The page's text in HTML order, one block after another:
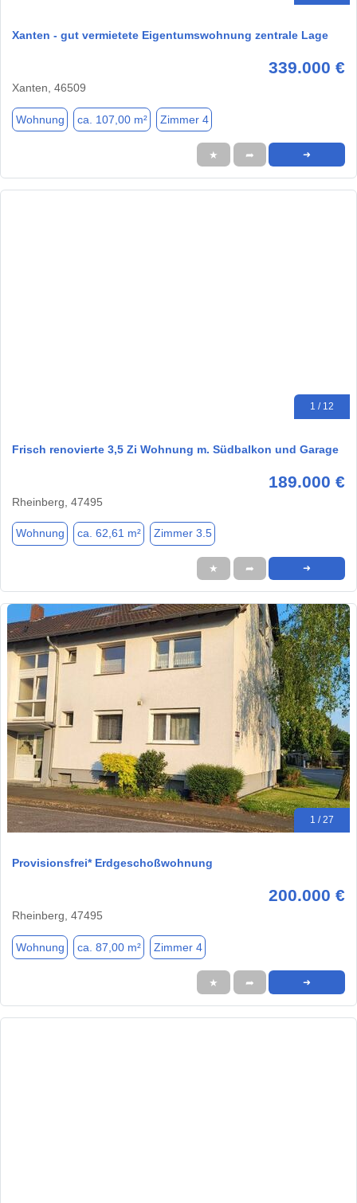
Xanten - gut vermietete Eigentumswohnung zentrale Lage
339.000 €
Xanten, 46509
Wohnung ca. 107,00 m² Zimmer 4
★ ➦ ➜
1 / 12
Frisch renovierte 3,5 Zi Wohnung m. Südbalkon und Garage
189.000 €
Rheinberg, 47495
Wohnung ca. 62,61 m² Zimmer 3.5
★ ➦ ➜
1 / 27
Provisionsfrei* Erdgeschoßwohnung
200.000 €
Rheinberg, 47495
Wohnung ca. 87,00 m² Zimmer 4
★ ➦ ➜